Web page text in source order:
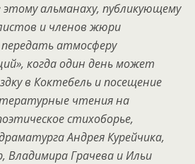
альманаху, публикующему
и членов жюри
атмосферу
когда один день может
в Коктебель и посещение
чтения на
стихоборье,
Андрея Курейчика,
Владимира Грачева и Ильи